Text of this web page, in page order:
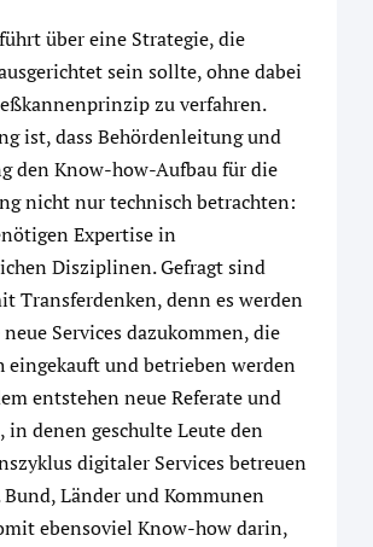
über eine Strategie, die
sein sollte, ohne dabei
zu verfahren.
ist, dass Behördenleitung und
den Know-how-Aufbau für die
nicht nur technisch betrachten:
Expertise in
Disziplinen. Gefragt sind
Transferdenken, denn es werden
Services dazukommen, die
eingekauft und betrieben werden
entstehen neue Referate und
denen geschulte Leute den
digitaler Services betreuen
Länder und Kommunen
ebensoviel Know-how darin,